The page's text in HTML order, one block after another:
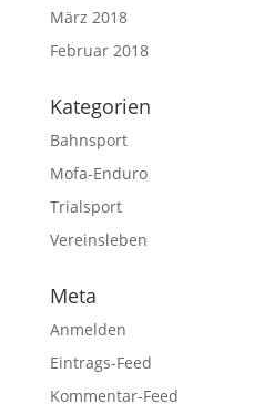
März 2018
Februar 2018
Kategorien
Bahnsport
Mofa-Enduro
Trialsport
Vereinsleben
Meta
Anmelden
Eintrags-Feed
Kommentar-Feed